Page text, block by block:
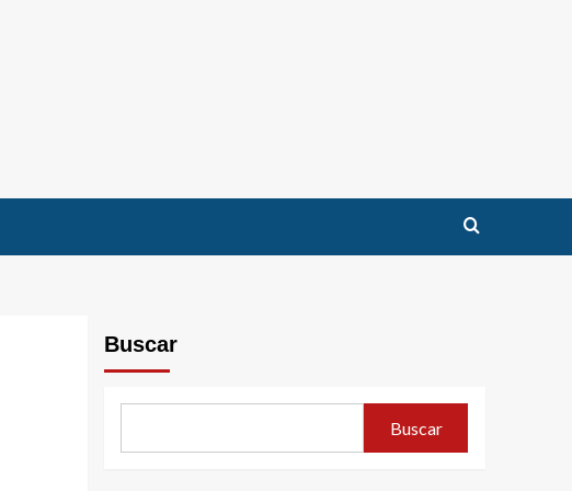
Buscar
Buscar